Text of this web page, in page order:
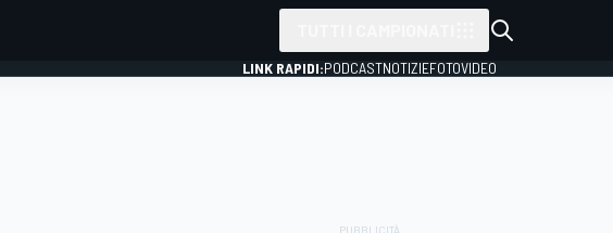
LINK RAPIDI:PODCASTNOTIZIEFOTOVIDEO